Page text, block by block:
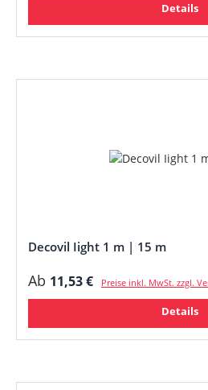
Details
Decovil Iight 1 m | 15 m
Regulärer Preis:
Ab 11,53 € Preise inkl. MwSt. zzgl.
Details